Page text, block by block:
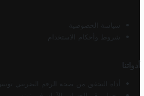
سياسة الخصوصية
شروط وأحكام الاستخدام
أدواتنا
أداة التحقق من صحة الرقم الضريبي تونس